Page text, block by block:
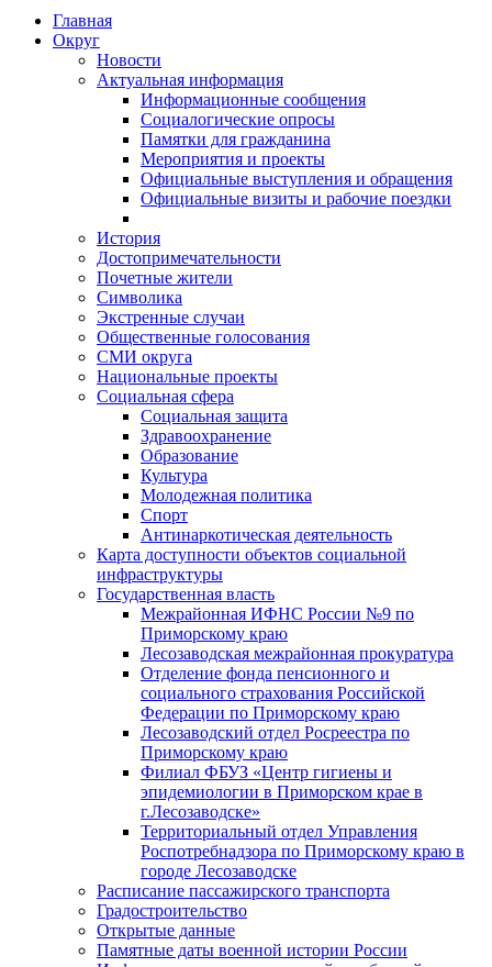
Главная
Округ
Новости
Актуальная информация
Информационные сообщения
Социалогические опросы
Памятки для гражданина
Мероприятия и проекты
Официальные выступления и обращения
Официальные визиты и рабочие поездки
История
Достопримечательности
Почетные жители
Символика
Экстренные случаи
Общественные голосования
СМИ округа
Национальные проекты
Социальная сфера
Социальная защита
Здравоохранение
Образование
Культура
Молодежная политика
Спорт
Антинаркотическая деятельность
Карта доступности объектов социальной
инфраструктуры
Государственная власть
Межрайонная ИФНС России №9 по
Приморскому краю
Лесозаводская межрайонная прокуратура
Отделение фонда пенсионного и
социального страхования Российской
Федерации по Приморскому краю
Лесозаводский отдел Росреестра по
Приморскому краю
Филиал ФБУЗ «Центр гигиены и
эпидемиологии в Приморском крае в
г.Лесозаводске»
Территориальный отдел Управления
Роспотребнадзора по Приморскому краю в
городе Лесозаводске
Расписание пассажирского транспорта
Градостроительство
Открытые данные
Памятные даты военной истории России